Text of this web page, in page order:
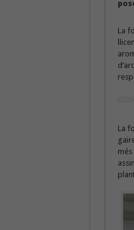
La
La